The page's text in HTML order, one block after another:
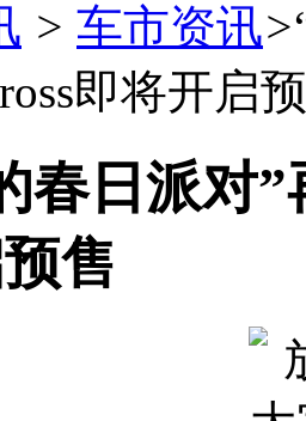
> 车市资讯>
即将开启
春日派对
售